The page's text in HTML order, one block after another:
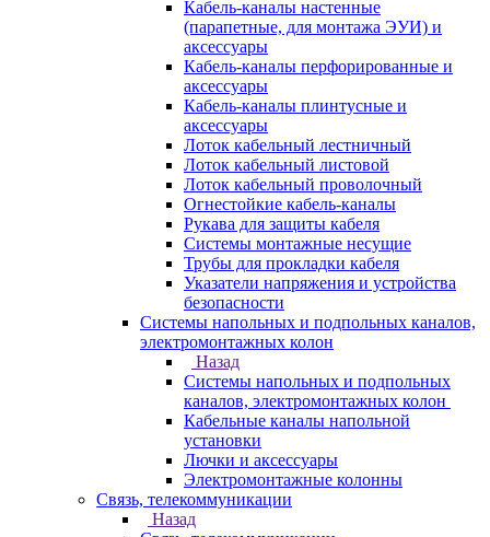
Кабель-каналы настенные
(парапетные, для монтажа ЭУИ) и
аксессуары
Кабель-каналы перфорированные и
аксессуары
Кабель-каналы плинтусные и
аксессуары
Лоток кабельный лестничный
Лоток кабельный листовой
Лоток кабельный проволочный
Огнестойкие кабель-каналы
Рукава для защиты кабеля
Системы монтажные несущие
Трубы для прокладки кабеля
Указатели напряжения и устройства
безопасности
Системы напольных и подпольных каналов,
электромонтажных колон
Назад
Системы напольных и подпольных
каналов, электромонтажных колон
Кабельные каналы напольной
установки
Лючки и аксессуары
Электромонтажные колонны
Связь, телекоммуникации
Назад